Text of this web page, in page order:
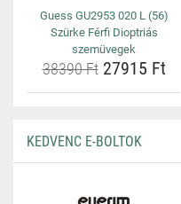
Guess GU2953 020 L (56)
Szürke Férfi Dioptriás
szemüvegek
38390 Ft27915 Ft
KEDVENC E-BOLTOK